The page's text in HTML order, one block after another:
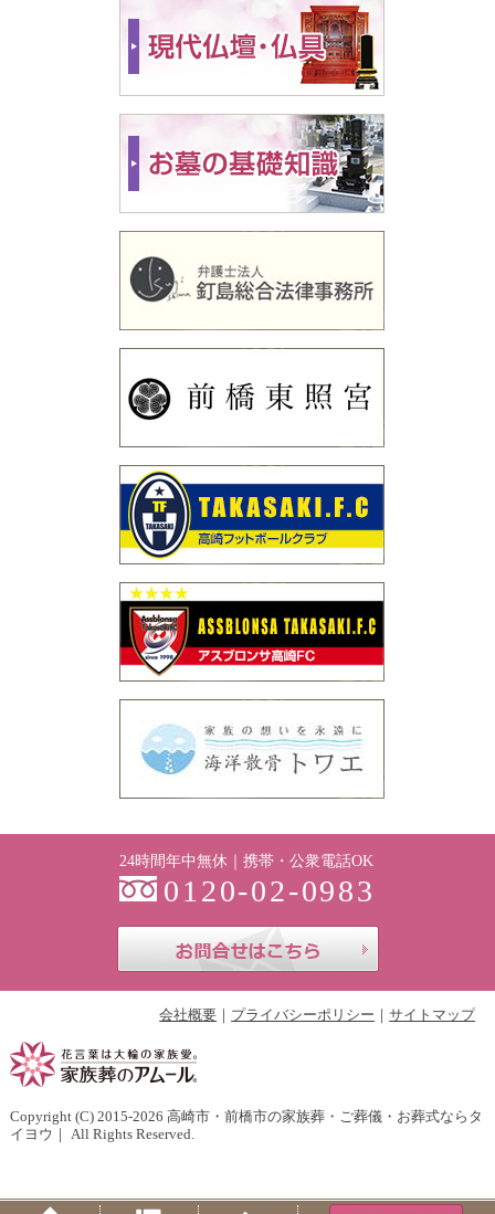
24時間年中無休｜携帯・公衆電話OK
0120-02-0983
会社概要 プライバシーポリシー サイトマップ
Copyright (C) 2015-2026 高崎市・前橋市の家族葬・ご葬儀・お葬式ならタ
イヨウ ｜ All Rights Reserved.
Home Menu PageTop